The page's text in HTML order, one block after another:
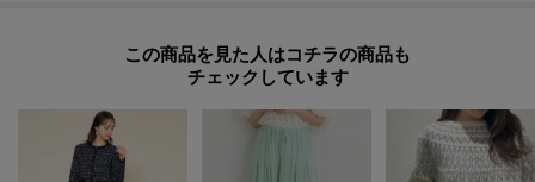
この商品を見た人はコチラの商品も
チェックしています